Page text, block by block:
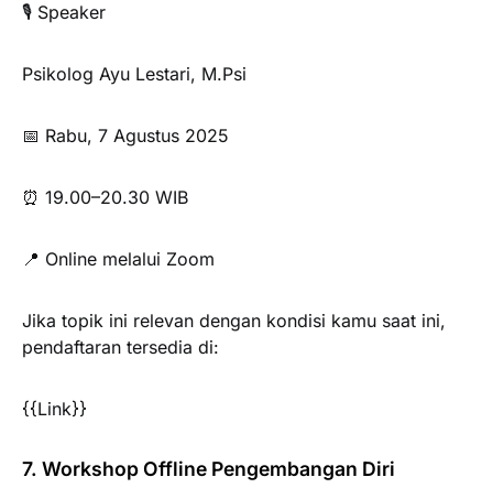
🎙️ Speaker
Psikolog Ayu Lestari, M.Psi
📅 Rabu, 7 Agustus 2025
⏰ 19.00–20.30 WIB
📍 Online melalui Zoom
Jika topik ini relevan dengan kondisi kamu saat ini,
pendaftaran tersedia di:
{{Link}}
7. Workshop Offline Pengembangan Diri